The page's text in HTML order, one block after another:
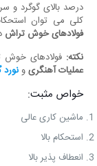
درصد بالای گوگرد و
کلی می توان
فولادهای خوش تراش
نکته: فولادهای خوش
عملیات آهنگریونورد
خواص مثبت:
ماشین کاری عالی
استحکام بالا
انعطاف پذیر بالا